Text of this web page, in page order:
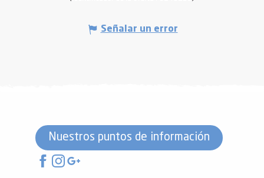
Señalar un error
Nuestros puntos de información